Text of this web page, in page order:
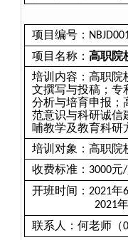
项目编号：
项目名称： 高职院
培训内容：高职院
文撰写与投稿；专
分析与培育申报；
范意识与科研诚信
哺教学及教育科研
培训对象：高职院
收费标准： 3000元/
开班时间： 2021年6
2021年
联系人：何老师（